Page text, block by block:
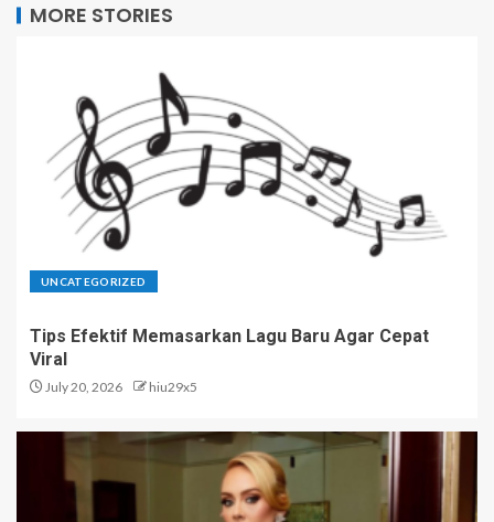
MORE STORIES
UNCATEGORIZED
Tips Efektif Memasarkan Lagu Baru Agar Cepat
Viral
July 20, 2026 hiu29x5